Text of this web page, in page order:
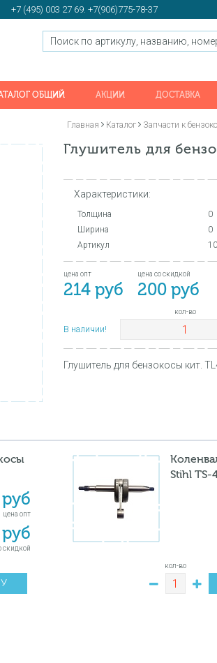
+7 (495) 003 27 69. +7(906)775-78-37
ОБЩИЙ АКЦИИ ДОСТАВКА
Главная Каталог Запчасти к
Глушитель для
Характеристики:
Толщина
0
Ширина
0
Артикул
цена опт
214 руб
цена со скидкой
200 руб
В наличии!
кол-во
Глушитель для бензокосы кит.
цена опт
скидкой
Stihl TS-
кол-во